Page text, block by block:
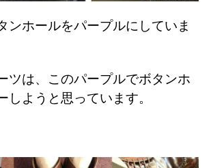
ンホールをパープルにしていま
ツは、このパープルでボタンホ
しようと思っています。